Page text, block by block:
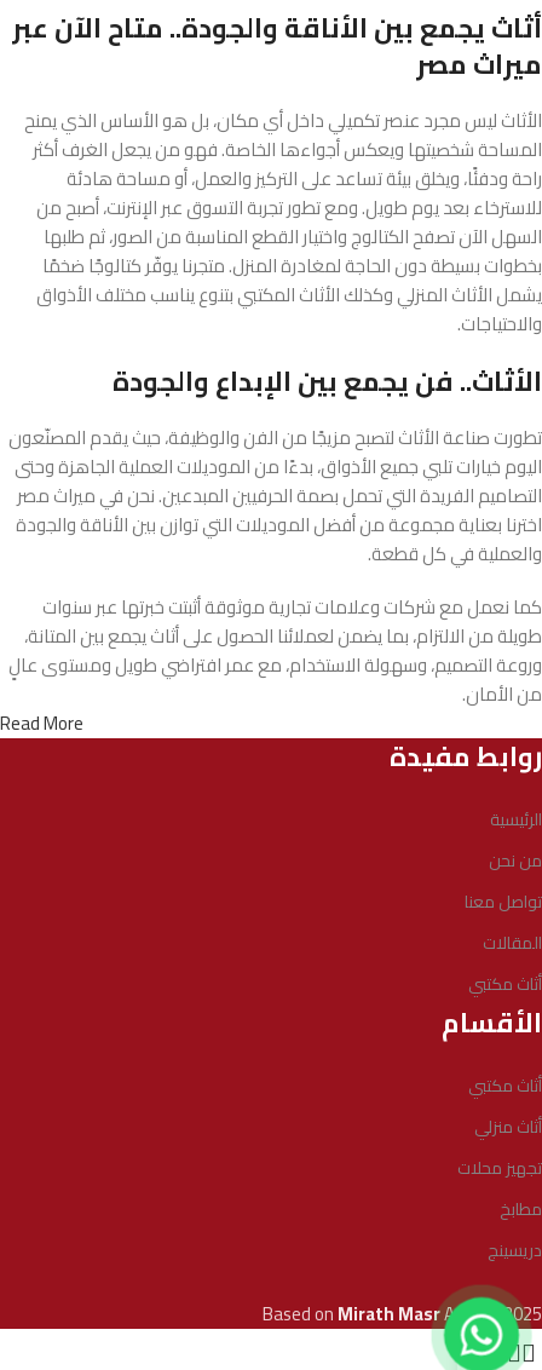
أثاث يجمع بين الأناقة والجودة.. متاح الآن عبر
ميراث مصر
الأثاث ليس مجرد عنصر تكميلي داخل أي مكان، بل هو الأساس الذي يمنح
المساحة شخصيتها ويعكس أجواءها الخاصة. فهو من يجعل الغرف أكثر
راحة ودفئًا، ويخلق بيئة تساعد على التركيز والعمل، أو مساحة هادئة
للاسترخاء بعد يوم طويل. ومع تطور تجربة التسوق عبر الإنترنت، أصبح من
السهل الآن تصفح الكتالوج واختيار القطع المناسبة من الصور، ثم طلبها
بخطوات بسيطة دون الحاجة لمغادرة المنزل. متجرنا يوفّر كتالوجًا ضخمًا
يشمل الأثاث المنزلي وكذلك الأثاث المكتبي بتنوع يناسب مختلف الأذواق
والاحتياجات.
الأثاث.. فن يجمع بين الإبداع والجودة
تطورت صناعة الأثاث لتصبح مزيجًا من الفن والوظيفة، حيث يقدم المصنّعون
اليوم خيارات تلبي جميع الأذواق، بدءًا من الموديلات العملية الجاهزة وحتى
التصاميم الفريدة التي تحمل بصمة الحرفيين المبدعين. نحن في ميراث مصر
اخترنا بعناية مجموعة من أفضل الموديلات التي توازن بين الأناقة والجودة
والعملية في كل قطعة.
كما نعمل مع شركات وعلامات تجارية موثوقة أثبتت خبرتها عبر سنوات
طويلة من الالتزام، بما يضمن لعملائنا الحصول على أثاث يجمع بين المتانة،
وروعة التصميم، وسهولة الاستخدام، مع عمر افتراضي طويل ومستوى عالٍ
من الأمان.
Read More
روابط مفيدة
الرئيسية
من نحن
تواصل معنا
المقالات
أثاث مكتبي
الأقسام
أثاث مكتبي
أثاث منزلي
تجهيز محلات
مطابخ
دريسينج
Based onMirath MasrAgency2025
0